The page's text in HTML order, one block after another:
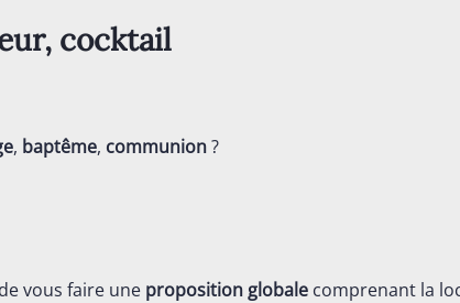
cocktail
, baptême, communion?
vous faire une proposition globale comprenant la